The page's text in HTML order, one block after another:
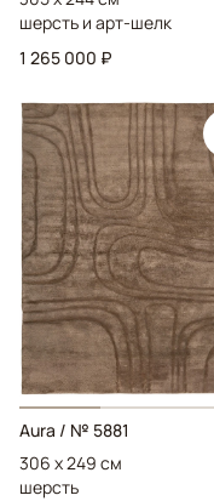
шерсть и арт-шелк
1 265 000 ₽
Aura / № 5881
306 x 249 см
шерсть